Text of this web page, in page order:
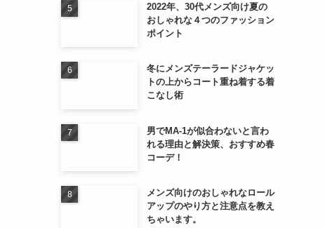
2022年、30代メンズ向け夏の
おしゃれな４つのファッション
ポイント
冬にメンズテーラードジャケッ
トの上からコート重ね着する着
こなし術
男でMA-1が似合わないと言わ
れる理由と解決策、おすすめ春
コーデ！
メンズ向けのおしゃれなロール
アップのやり方と注意点を教え
ちゃいます。